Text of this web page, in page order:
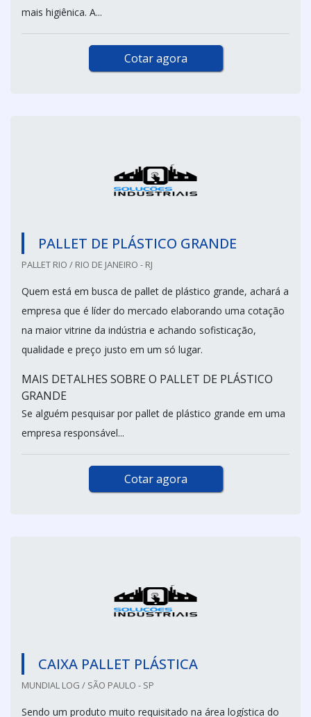
mais higiênica. A...
Cotar agora
PALLET DE PLÁSTICO GRANDE
PALLET RIO / RIO DE JANEIRO - RJ
Quem está em busca de pallet de plástico grande, achará a
empresa que é líder do mercado elaborando uma cotação
na maior vitrine da indústria e achando sofisticação,
qualidade e preço justo em um só lugar.
MAIS DETALHES SOBRE O PALLET DE PLÁSTICO
GRANDE
Se alguém pesquisar por pallet de plástico grande em uma
empresa responsável...
Cotar agora
CAIXA PALLET PLÁSTICA
MUNDIAL LOG / SÃO PAULO - SP
Sendo um produto muito requisitado na área logística do